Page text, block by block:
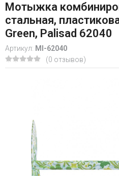
Мотыжка
стальная,
Green, Palisad 62040
Артикул: MI-62040
(0 отзывов)